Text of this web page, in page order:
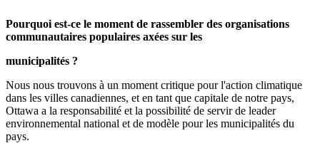
Pourquoi est-ce le moment de rassembler des organisations
communautaires populaires axées sur les
municipalités ?
Nous nous trouvons à un moment critique pour l'action climatique
dans les villes canadiennes, et en tant que capitale de notre pays,
Ottawa a la responsabilité et la possibilité de servir de leader
environnemental national et de modèle pour les municipalités du
pays.